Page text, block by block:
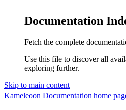
Documentation
Fetch the complete
Use this file to discover all
exploring further.
Skip to main content
Kameleoon Documentation home